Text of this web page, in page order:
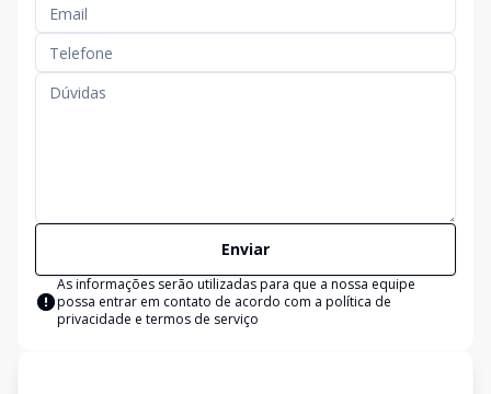
Enviar
As informações serão utilizadas para que a nossa equipe
possa entrar em contato de acordo com a política de
privacidade e termos de serviço